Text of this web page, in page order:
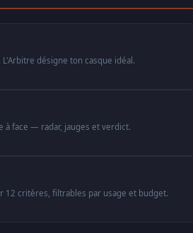
désigne ton casque idéal.
à face — radar, jauges et verdict.
12 critères, filtrables par usage et budget.